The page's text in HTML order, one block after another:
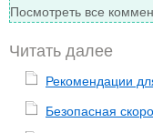
Посмотреть все
Читать далее
Рекомендации
Безопасная